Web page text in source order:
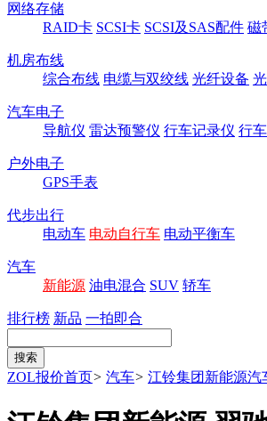
网络存储
RAID卡 SCSI卡 SCSI及SAS配件 磁
机房布线
综合布线 电缆与双绞线 光纤设备
汽车电子
导航仪 雷达预警仪 行车记录仪 行
户外电子
GPS手表
代步出行
电动车 电动自行车 电动平衡车
汽车
新能源 油电混合 SUV 轿车
排行榜 新品 一拍即合
ZOL报价首页> 汽车> 江铃集团新能源汽